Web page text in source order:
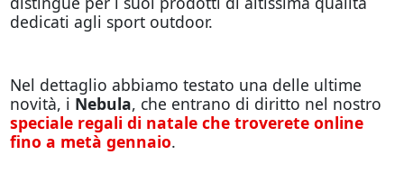
dedicati agli sport outdoor.
Nel dettaglio abbiamo testato una delle ultime
novità, i Nebula, che entrano di diritto nel nostro
speciale regali di natale che troverete online
fino a metà gennaio.